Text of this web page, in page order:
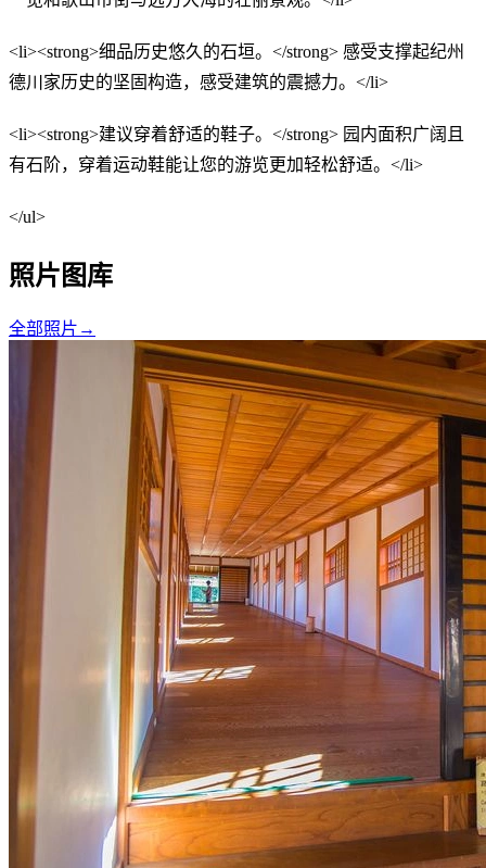
<li><strong>细品历史悠久的石垣。</strong> 感受支撑起纪州
德川家历史的坚固构造，感受建筑的震撼力。</li>
<li><strong>建议穿着舒适的鞋子。</strong> 园内面积广阔且
有石阶，穿着运动鞋能让您的游览更加轻松舒适。</li>
</ul>
照片图库
全部照片 →